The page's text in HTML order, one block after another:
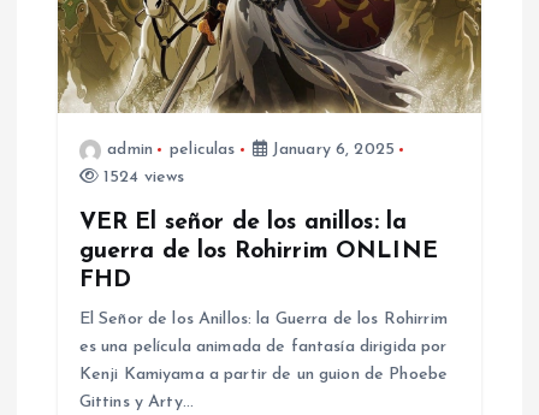
t
admin peliculas
January 6, 2025
1524 views
VER El señor de los anillos: la
guerra de los Rohirrim ONLINE
FHD
El Señor de los Anillos: la Guerra de los Rohirrim
es una película animada de fantasía dirigida por
Kenji Kamiyama a partir de un guion de Phoebe
Gittins y Arty…